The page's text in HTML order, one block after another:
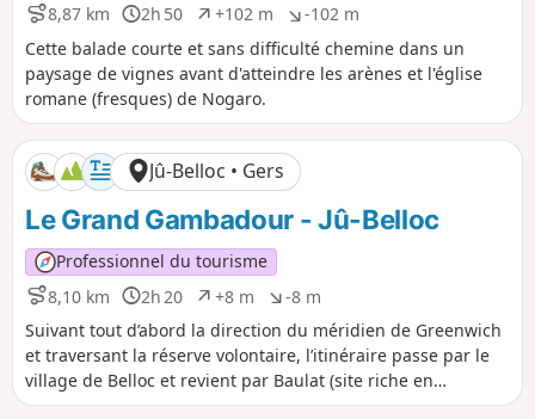
i
i
f
a
i
f
8,87 km
D
i
s
t
a
n
c
e
2h 50
D
u
r
é
e
+102 m
D
é
n
i
v
e
l
é
p
o
i
t
f
-102 m
D
é
n
i
e
l
é
n
é
i
f
Cette balade courte et sans difficulté chemine dans un
paysage de vignes avant d'atteindre les arènes et l'église
romane (fresques) de Nogaro.
Jû-Belloc • Gers
Le Grand Gambadour - Jû-Belloc
Professionnel du tourisme
8,10 km
D
i
s
a
2h 20
D
u
r
e
+8 m
D
é
n
v
-8 m
D
é
n
v
Suivant tout d’abord la direction du méridien de Greenwich
et traversant la réserve volontaire, l’itinéraire passe par le
village de Belloc et revient par Baulat (site riche en
patrimoine moulins et lavoirs).